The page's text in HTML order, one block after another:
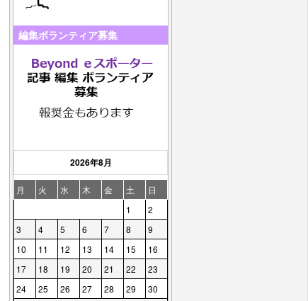
編集ボランティア募集
2026年8月
月 火 水 木 金 土
日
1
2
3
4 5 6 7 8
9
10
11 12 13 14 15
16
17
18 19 20 21 22
23
24
25 26 27 28 29
30